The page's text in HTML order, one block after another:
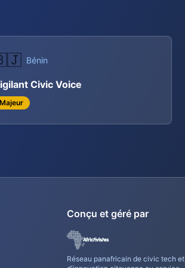
Bénin
Civic Voice
Conçu et géré par
Réseau panafricain de civic tech et